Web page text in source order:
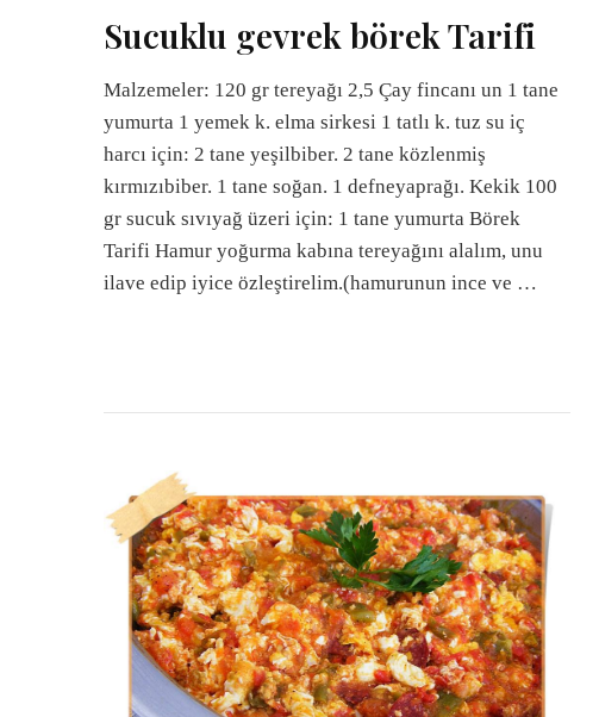
Sucuklu gevrek börek Tarifi
Malzemeler: 120 gr tereyağı 2,5 Çay fincanı un 1 tane
yumurta 1 yemek k. elma sirkesi 1 tatlı k. tuz su iç
harcı için: 2 tane yeşilbiber. 2 tane közlenmiş
kırmızıbiber. 1 tane soğan. 1 defneyaprağı. Kekik 100
gr sucuk sıvıyağ üzeri için: 1 tane yumurta Börek
Tarifi Hamur yoğurma kabına tereyağını alalım, unu
ilave edip iyice özleştirelim.(hamurunun ince ve …